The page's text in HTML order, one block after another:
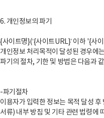
6. 개인정보의 파기
{사이트명}(‘{사이트URL}’ 이하 '{사
개인정보 처리목적이 달성된 경우에
파기의 절차, 기한 및 방법은 다음과
-파기절차
이용자가 입력한 정보는 목적 달성
서류) 내부 방침 및 기타 관련 법령에